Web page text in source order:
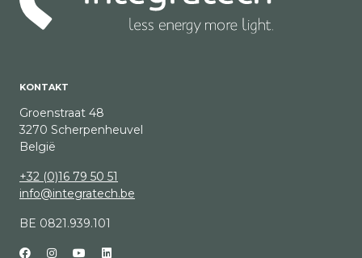
KONTAKT
Groenstraat 48
3270 Scherpenheuvel
België
+32 (0)16 79 50 51
info@integratech.be
BE 0821.939.101